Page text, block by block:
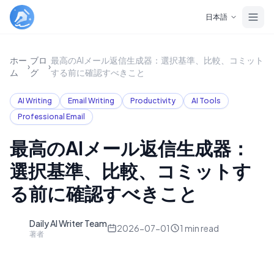
日本語
ホー
ム
›
ブロ
グ
›
最高のAIメール返信生成器：選択基準、比較、コミット
する前に確認すべきこと
AI Writing Email Writing Productivity
AI Tools
Professional Email
最高のAIメール返信生成器：
選択基準、比較、コミットす
る前に確認すべきこと
Daily AI Writer Team
著者
2026-07-01 1 min read